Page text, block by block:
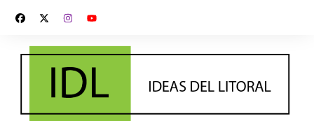
contenido